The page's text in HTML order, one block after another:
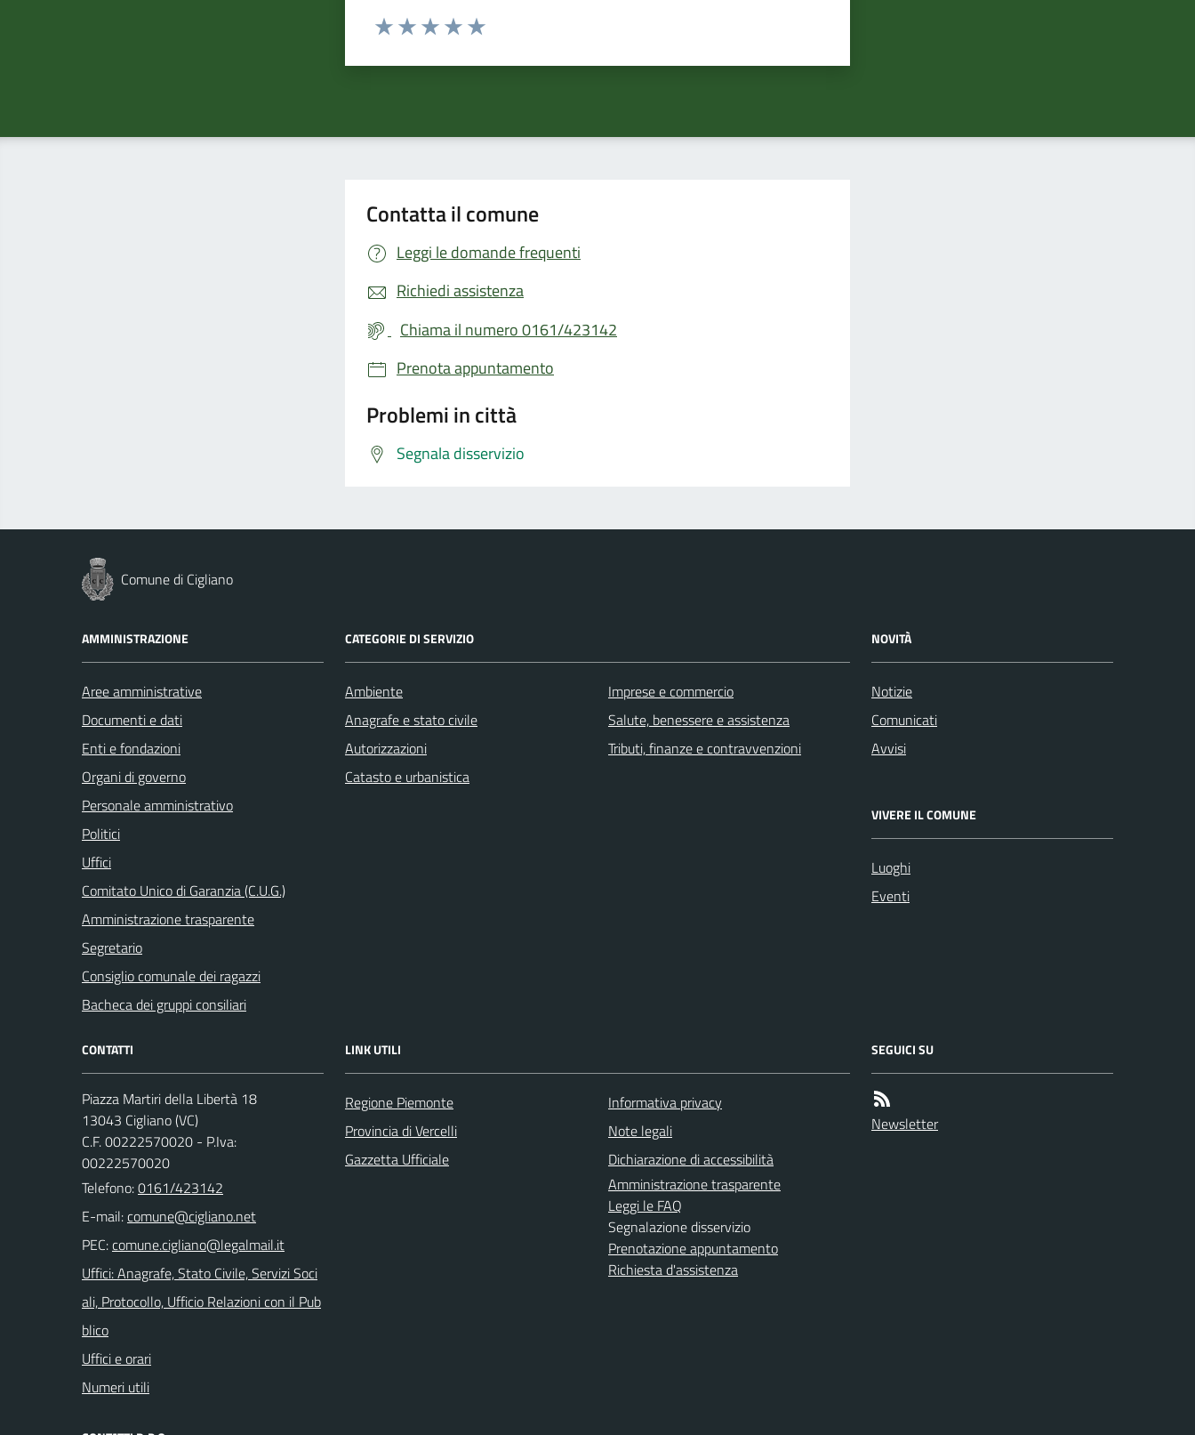
Valuta da 1 a 5 stelle la pagina
Contatta il comune
Leggi le domande frequenti
Richiedi assistenza
Chiama il numero 0161/423142
Prenota appuntamento
Problemi in città
Segnala disservizio
Comune di Cigliano
AMMINISTRAZIONE
Aree amministrative
Documenti e dati
Enti e fondazioni
Organi di governo
Personale amministrativo
Politici
Uffici
Comitato Unico di Garanzia (C.U.G.)
Amministrazione trasparente
Segretario
Consiglio comunale dei ragazzi
Bacheca dei gruppi consiliari
CATEGORIE DI SERVIZIO
Ambiente
Anagrafe e stato civile
Autorizzazioni
Catasto e urbanistica
Imprese e commercio
Salute, benessere e assistenza
Tributi, finanze e contravvenzioni
NOVITÀ
Notizie
Comunicati
Avvisi
VIVERE IL COMUNE
Luoghi
Eventi
CONTATTI
Piazza Martiri della Libertà 18
13043 Cigliano (VC)
C.F. 00222570020 - P.Iva:
00222570020
Telefono:0161/423142
E-mail:
PEC:
Uffici: Anagrafe, Stato Civile, Servizi Soci
ali, Protocollo, Ufficio Relazioni con il Pub
blico
Uffici e orari
Numeri utili
LINK UTILI
Regione Piemonte
Provincia di Vercelli
Gazzetta Ufficiale
Informativa privacy
Note legali
Dichiarazione di accessibilità
Amministrazione trasparente
Leggi le FAQ
Segnalazione disservizio
Prenotazione appuntamento
Richiesta d'assistenza
SEGUICI SU
Newsletter